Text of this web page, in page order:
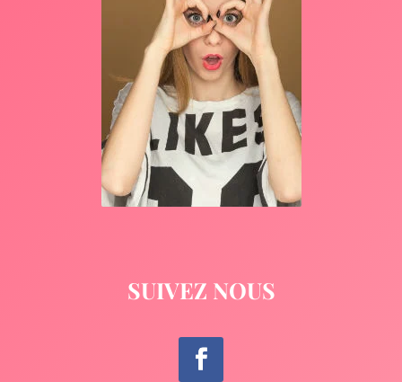
SUIVEZ NOUS